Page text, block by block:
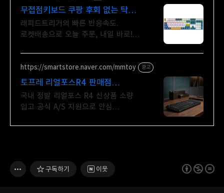
무접점키보드 쿠팡 후회 없는 탁월한
선택
래피드트리거의 빠른 반응속도.
로켓배송으로 오늘 주문, 내일 바로!
위한 게이머 필수템!
https://smartstore.naver.com/mmtoy 광고
토프레 리얼포스R4 판매점
리얼포스 R3 유선 재입고
국내 정발 리얼포스 R4 신상품 소량
입고 공식 A/S 지원으로 안심
구독하기 이웃